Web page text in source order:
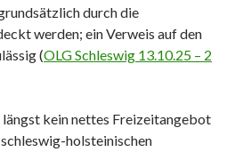
durch die
werden; ein Verweis auf den
(OLG Schleswig 13.10.25 – 2
kein nettes Freizeitangebot
holsteinischen